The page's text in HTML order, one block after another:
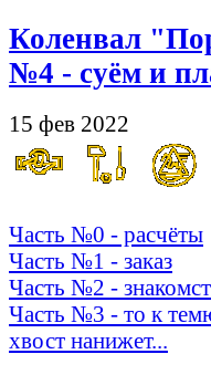
Коленвал
№4 - суём и
15 фев 2022
Часть №0 - расчёты
Часть №1 - заказ
Часть №2 -
Часть №3 - то к
хвост нанижет...